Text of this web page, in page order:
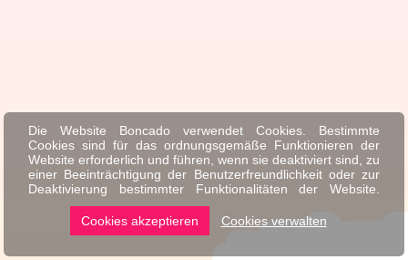
Die Website Boncado verwendet Cookies. Bestimmte
Cookies sind für das ordnungsgemäße Funktionieren der
Website erforderlich und führen, wenn sie deaktiviert sind, zu
einer Beeinträchtigung der Benutzerfreundlichkeit oder zur
Deaktivierung bestimmter Funktionalitäten der Website.
Andere Cookies werden zu Analyse- oder Marketingzwecken
verwendet.Cookies akzeptieren Cookies verwalten